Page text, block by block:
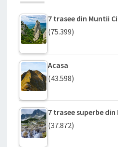
7 trasee din Muntii
(75.399)
Acasa
(43.598)
7 trasee superbe
(37.872)